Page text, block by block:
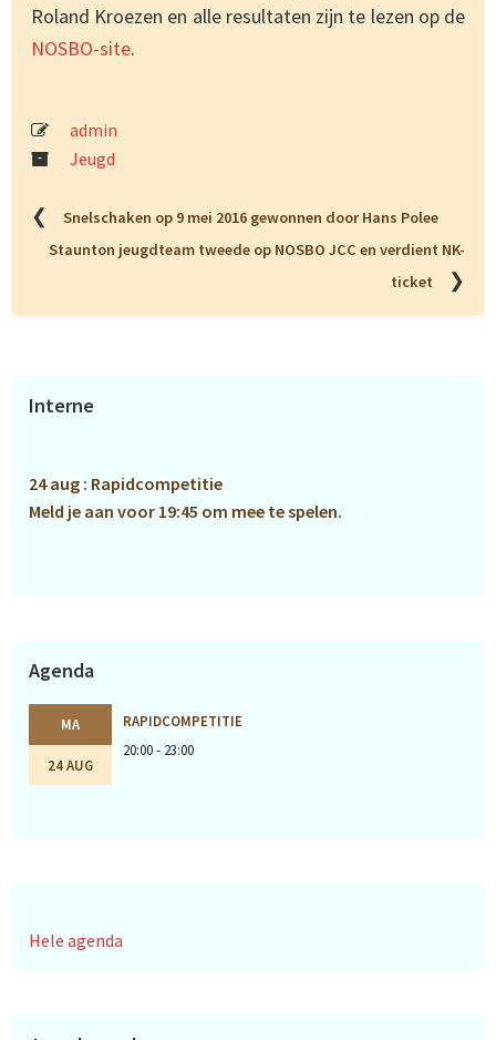
Roland Kroezen en alle resultaten zijn te lezen op de
NOSBO-site.
admin
Jeugd
❮
Snelschaken op 9 mei 2016 gewonnen door Hans Polee
Staunton jeugdteam tweede op NOSBO JCC en verdient NK-
ticket
❯
Primaire
Interne
24 aug : Rapidcompetitie
Meld je aan voor 19:45 om mee te spelen.
Agenda
MA
24 AUG
RAPIDCOMPETITIE
20:00 - 23:00
Hele agenda